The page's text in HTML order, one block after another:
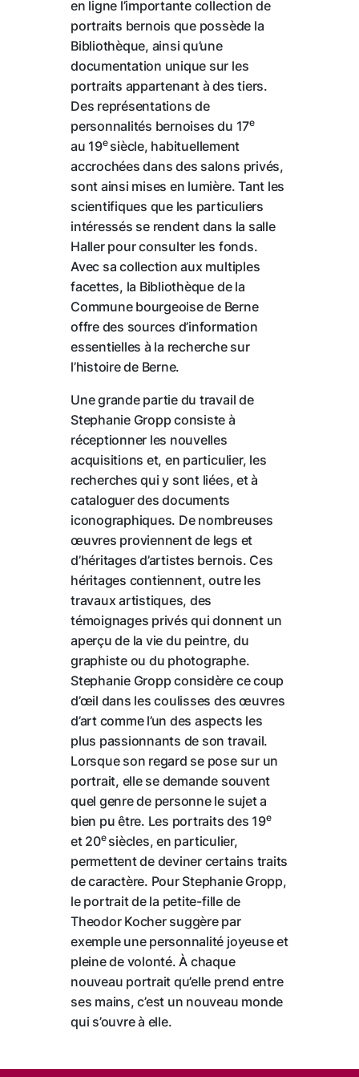
en ligne l’importante collection de
portraits bernois que possède la
Bibliothèque, ainsi qu’une
documentation unique sur les
portraits appartenant à des tiers.
Des représentations de
personnalités bernoises du 17e
au 19e siècle, habituellement
accrochées dans des salons privés,
sont ainsi mises en lumière. Tant les
scientifiques que les particuliers
intéressés se rendent dans la salle
Haller pour consulter les fonds.
Avec sa collection aux multiples
facettes, la Bibliothèque de la
Commune bourgeoise de Berne
offre des sources d’information
essentielles à la recherche sur
l’histoire de Berne.
Une grande partie du travail de
Stephanie Gropp consiste à
réceptionner les nouvelles
acquisitions et, en particulier, les
recherches qui y sont liées, et à
cataloguer des documents
iconographiques. De nombreuses
œuvres proviennent de legs et
d’héritages d’artistes bernois. Ces
héritages contiennent, outre les
travaux artistiques, des
témoignages privés qui donnent un
aperçu de la vie du peintre, du
graphiste ou du photographe.
Stephanie Gropp considère ce coup
d’œil dans les coulisses des œuvres
d’art comme l’un des aspects les
plus passionnants de son travail.
Lorsque son regard se pose sur un
portrait, elle se demande souvent
quel genre de personne le sujet a
bien pu être. Les portraits des 19e
et 20e siècles, en particulier,
permettent de deviner certains traits
de caractère. Pour Stephanie Gropp,
le portrait de la petite-fille de
Theodor Kocher suggère par
exemple une personnalité joyeuse et
pleine de volonté. À chaque
nouveau portrait qu’elle prend entre
ses mains, c’est un nouveau monde
qui s’ouvre à elle.